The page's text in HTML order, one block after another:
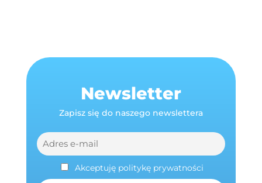
Newsletter
Zapisz się do naszego newslettera
Akceptuję politykę prywatności